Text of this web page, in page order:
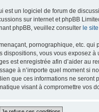
est un logiciel de forum de
sur internet et phpBB
phpBB, veuillez consulter le
pornographique, etc.
vous vous exposez
est enregistrée afin d’aider au
à n’importe quel moment si
que ces informations ne seront
visant à compromettre vos